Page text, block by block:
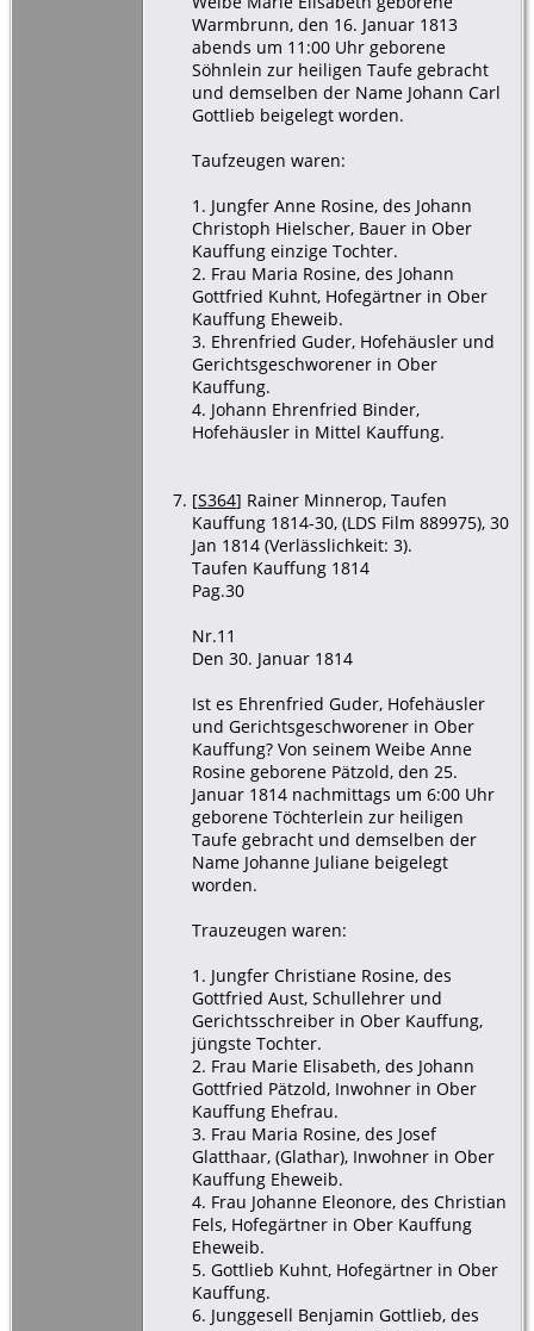
Warmbrunn, den 16. Januar 1813
abends um 11:00 Uhr geborene
Söhnlein zur heiligen Taufe gebracht
und demselben der Name Johann Carl
Gottlieb beigelegt worden.
Taufzeugen waren:
1. Jungfer Anne Rosine, des Johann
Christoph Hielscher, Bauer in Ober
Kauffung einzige Tochter.
2. Frau Maria Rosine, des Johann
Gottfried Kuhnt, Hofegärtner in Ober
Kauffung Eheweib.
3. Ehrenfried Guder, Hofehäusler und
Gerichtsgeschworener in Ober
Kauffung.
4. Johann Ehrenfried Binder,
Hofehäusler in Mittel Kauffung.
[S364] Rainer Minnerop, Taufen
Kauffung 1814-30, (LDS Film 889975), 30
Jan 1814 (Verlässlichkeit: 3).
Taufen Kauffung 1814
Pag.30
Nr.11
Den 30. Januar 1814
Ist es Ehrenfried Guder, Hofehäusler
und Gerichtsgeschworener in Ober
Kauffung? Von seinem Weibe Anne
Rosine geborene Pätzold, den 25.
Januar 1814 nachmittags um 6:00 Uhr
geborene Töchterlein zur heiligen
Taufe gebracht und demselben der
Name Johanne Juliane beigelegt
worden.
Trauzeugen waren:
1. Jungfer Christiane Rosine, des
Gottfried Aust, Schullehrer und
Gerichtsschreiber in Ober Kauffung,
jüngste Tochter.
2. Frau Marie Elisabeth, des Johann
Gottfried Pätzold, Inwohner in Ober
Kauffung Ehefrau.
3. Frau Maria Rosine, des Josef
Glatthaar, (Glathar), Inwohner in Ober
Kauffung Eheweib.
4. Frau Johanne Eleonore, des Christian
Fels, Hofegärtner in Ober Kauffung
Eheweib.
5. Gottlieb Kuhnt, Hofegärtner in Ober
Kauffung.
6. Junggesell Benjamin Gottlieb, des